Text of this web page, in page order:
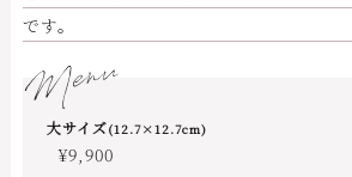
です。
Menu
大サイズ(12.7×12.7cm)
¥9,900